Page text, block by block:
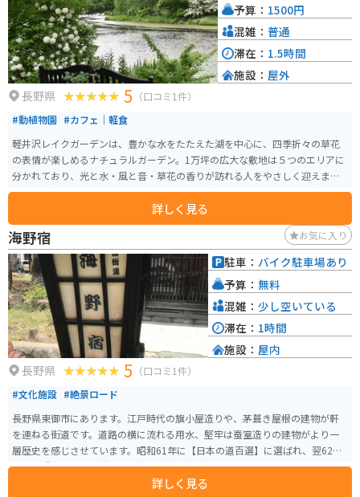
長野県 5 （口コミ1件）
#動植物園 #カフェ｜軽食
軽井沢レイクガーデンは、豊かな水をたたえた湖を中心に、四季折々の草花
の表情が楽しめるナチュラルガーデン。1万坪の広大な敷地は５つのエリアに
分かれており、光と水・風と音・草花の香りが訪れる人をやさしく迎えま
す。６月中旬から見頃を迎える「ローズガーデン」は必見！！ イングリッ
シュローズ、オールドローズを中心に、色鮮やかなバラの甘い香りに包まれ
ます。英国のマナ－ハウス（貴族の荘園内邸宅）を思わせる「ホテル・ル
ゼ」やレストラン「Brassrie NAKAGAWA」など、敷地内の建物も典雅な趣き
で、中世ヨーロッパにタイムスリップしたかのよう。
詳しく見る
予算： 1500円
混雑： 普通
滞在： 1.5時間
施設： 屋外
海野宿 お気に入り
長野県 5 （口コミ1件）
#文化施設 #絶景ロード
長野県東御市にあります。江戸時代の旗小屋造りや、茅葺き屋根の建物が軒
を連ねる街道です。道路の横に流れる用水、堅牢は蚕室造りの建物がより一
層歴史を感じさせています。昭和61年に【日本の道百選】に選ばれ、翌62年
には【重要伝統的建造物群保存地区】に選定されています。景色だけではな
く、ランチや歴史資料館の建屋もありますので観光も十分にできます。
詳しく見る
駐車： バイク駐車場あり
予算： 無料
混雑： 少し空いている
滞在： 1時間
施設： 屋内